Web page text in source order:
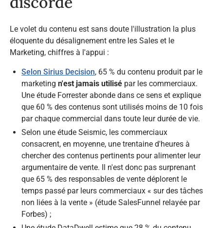
Le volet du contenu est sans doute l'illustration la plus
éloquente du désalignement entre les Sales et le
Marketing, chiffres à l'appui :​
Selon Sirius Decision, 65 % du contenu produit par le
marketing n'est jamais utilisé par les commerciaux.
Une étude Forrester abonde dans ce sens et explique
que 60 % des contenus sont utilisés moins de 10 fois
par chaque commercial dans toute leur durée de vie.
Selon une étude Seismic, les commerciaux
consacrent, en moyenne, une trentaine d'heures à
chercher des contenus pertinents pour alimenter leur
argumentaire de vente. Il n'est donc pas surprenant
que 65 % des responsables de vente déplorent le
temps passé par leurs commerciaux « sur des tâches
non liées à la vente » (étude SalesFunnel relayée par
Forbes) ;